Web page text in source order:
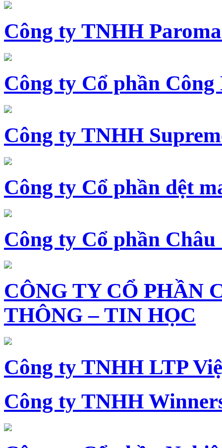
Công ty TNHH
Công ty Cổ phần Công
Công ty TNHH
Công ty Cổ phần dệt
Công ty Cổ phần Châu
CÔNG TY CỔ PHẦN
THÔNG – TIN HỌC
Công ty TNHH LTP
Công ty TNHH